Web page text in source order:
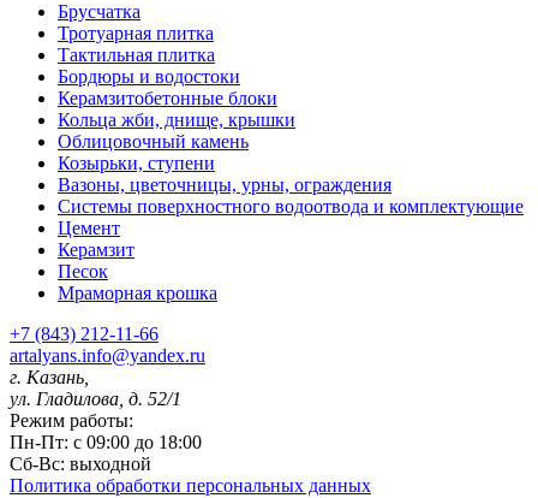
Брусчатка
Тротуарная плитка
Тактильная плитка
Бордюры и водостоки
Керамзитобетонные блоки
Кольца жби, днище, крышки
Облицовочный камень
Козырьки, ступени
Вазоны, цветочницы, урны, ограждения
Системы поверхностного водоотвода и комплектующие
Цемент
Керамзит
Песок
Мраморная крошка
+7 (843) 212-11-66
artalyans.info@yandex.ru
г. Казань,
ул. Гладилова, д. 52/1
Режим работы:
Пн-Пт: с 09:00 до 18:00
Сб-Вс: выходной
Политика обработки персональных данных